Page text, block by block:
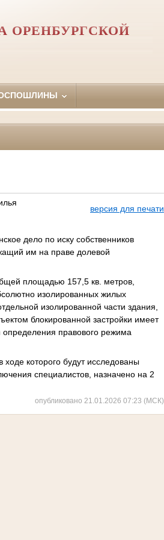
ОРЕНБУРГСКОЙ
версия для печати
дело по иску собственников
им на праве долевой
площадью 157,5 кв. метров,
изолированных жилых
изолированной части здания,
блокированной застройки имеет
правового режима
которого будут исследованы
специалистов, назначено на 2
опубликовано 21.01.2026 07:23 (МСК)